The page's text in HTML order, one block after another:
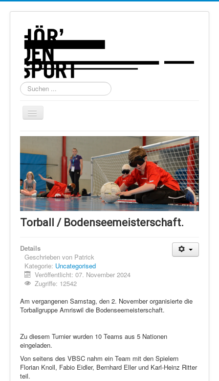
Suchen
...
Navigation
Home
Über uns
Torball
Schießen
Schi Alpin
Schi Nordisch
Showdown
Datenschutz
Torball / Bodenseemeisterschaft.
Details
Geschrieben von Patrick
Kategorie: Uncategorised
Veröffentlicht: 07. November 2024
Zugriffe: 12542
Am vergangenen Samstag, den 2. November organisierte die
Torballgruppe Amriswil die Bodenseemeisterschaft.
Zu diesem Turnier wurden 10 Teams aus 5 Nationen
eingeladen.
Von seitens des VBSC nahm ein Team mit den Spielern
Florian Knoll, Fabio Eidler, Bernhard Eller und Karl-Heinz Ritter
teil.